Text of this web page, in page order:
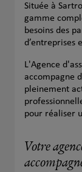
Située à
gamme
besoins des
d’entreprises
L'Agence
accompagne
pleinement
pour réaliser
Votre